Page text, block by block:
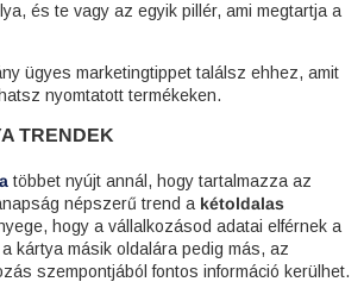
és te vagy az egyik pillér, ami megtartja a
ügyes marketingtippet találsz ehhez, amit
nyomtatott termékeken.
TRENDEK
többet nyújt annál, hogy tartalmazza az
népszerű trend a kétoldalas
hogy a vállalkozásod adatai elférnek a
kártya másik oldalára pedig más, az
szempontjából fontos információ kerülhet.